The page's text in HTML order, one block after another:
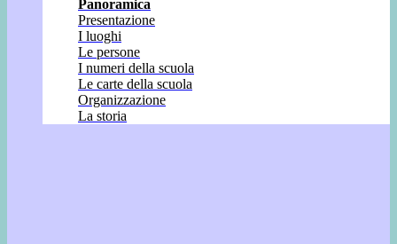
Panoramica
Presentazione
I luoghi
Le persone
I numeri della scuola
Le carte della scuola
Organizzazione
La storia